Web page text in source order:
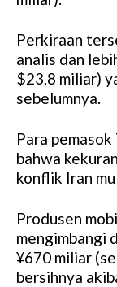
Perkiraan
analis dan
$23,8 miliar)
sebelumnya.
Para
bahwa
konflik Iran
Produsen
mengimbangi
¥670 miliar
bersihnya